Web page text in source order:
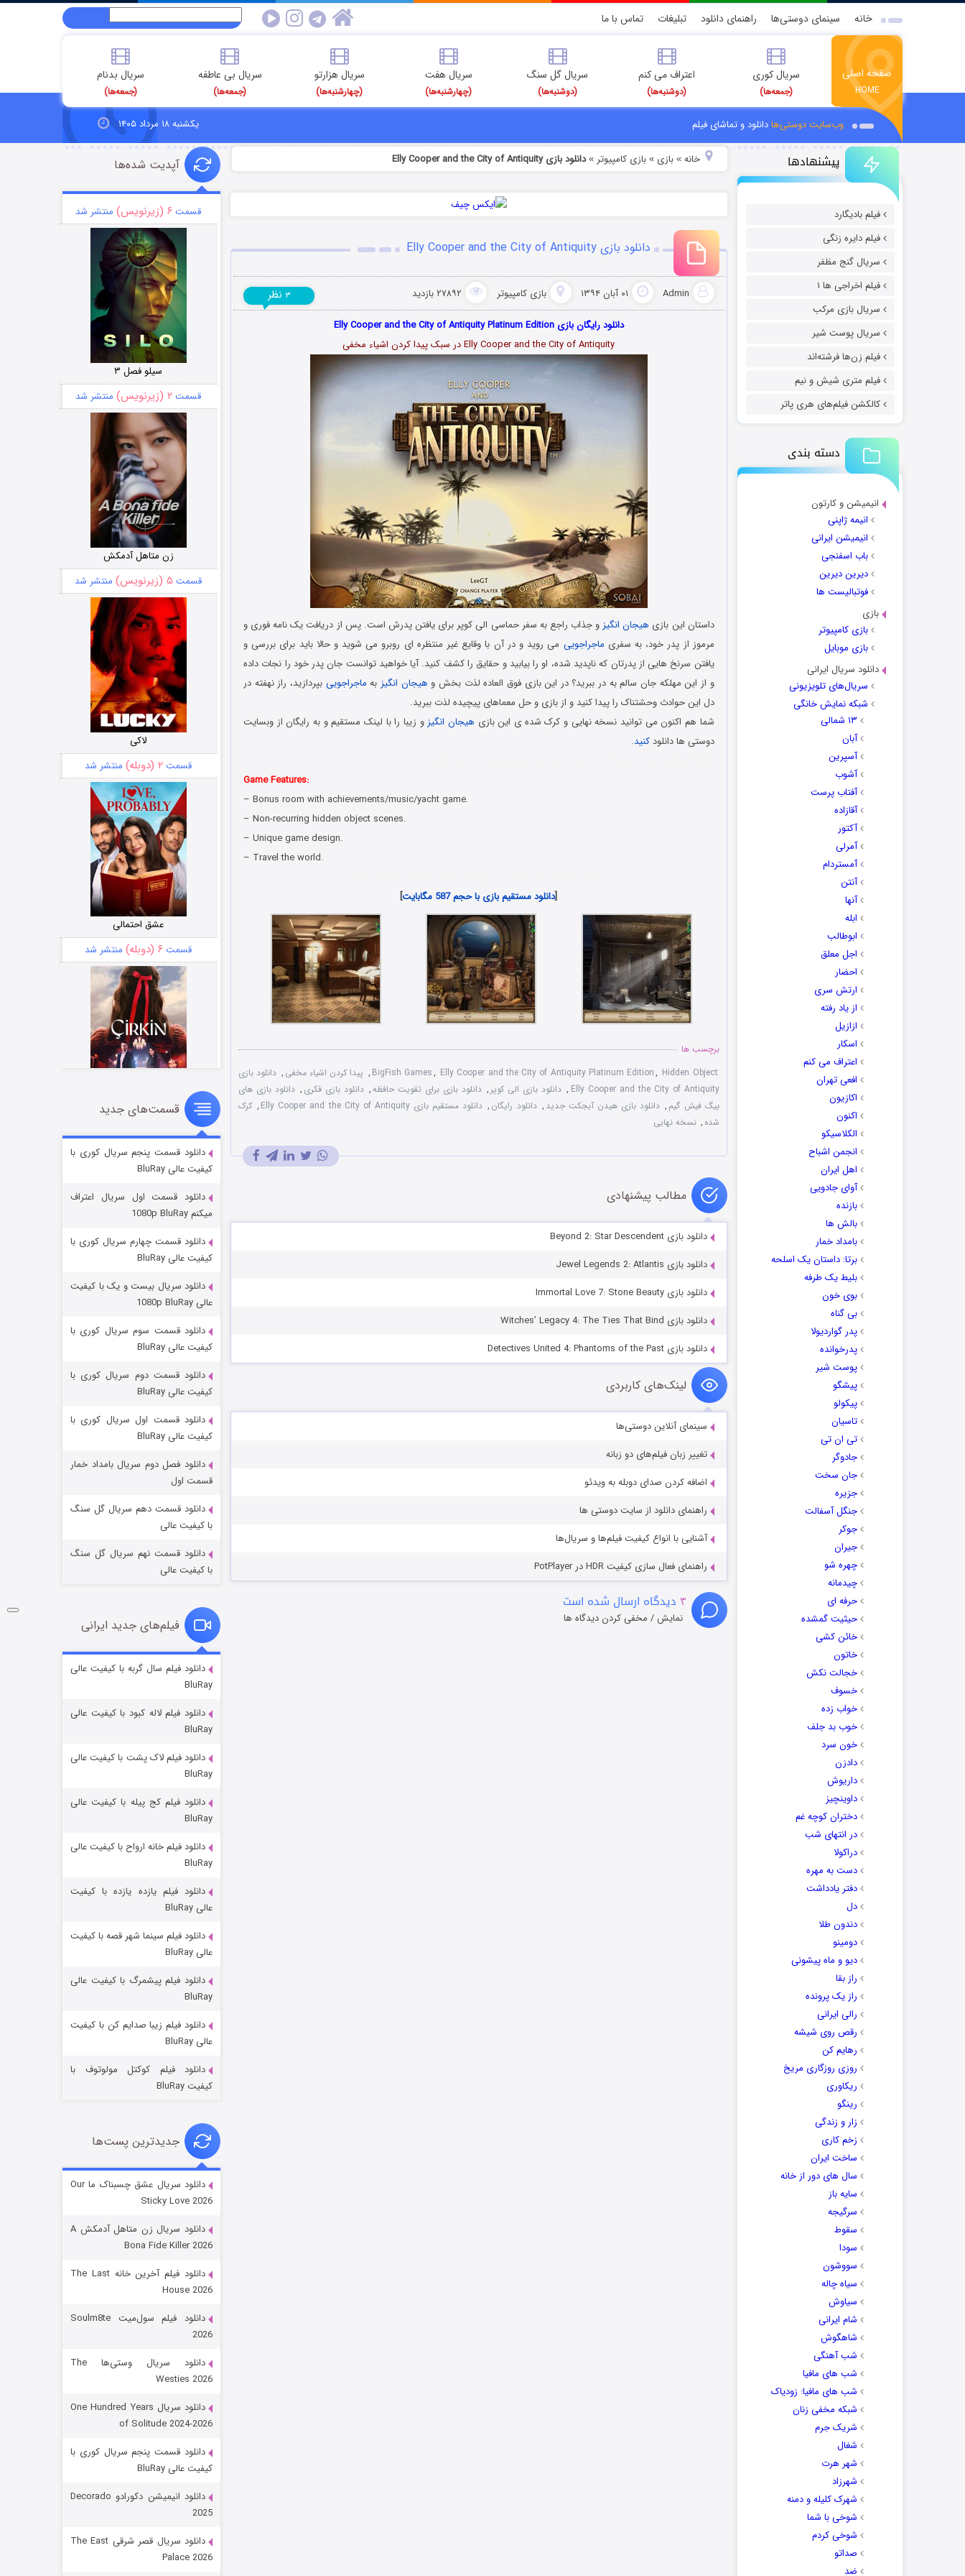
خانه سینمای دوستی‌ها راهنمای دانلود تبلیغات تماس با ما
صفحه اصلی
HOME
سریال کوری
(جمعه‌ها)
اعتراف می کنم
(دوشنبه‌ها)
سریال گل سنگ
(دوشنبه‌ها)
سریال هفت
(چهارشنبه‌ها)
سریال هزارتو
(چهارشنبه‌ها)
سریال بی عاطفه
(جمعه‌ها)
سریال بدنام
(جمعه‌ها)
وب‌سایت دوستی‌هادانلود و تماشای فیلم یکشنبه ۱۸ مرداد ۱۴۰۵
پیشنهادها
فیلم بادیگارد
فیلم دایره زنگی
سریال گنج مظفر
فیلم اخراجی ها ۱
سریال بازی مرکب
سریال پوست شیر
فیلم زن‌ها فرشته‌اند
فیلم متری شیش و نیم
کالکشن فیلم‌های هری پاتر
دسته بندی
انیمیشن و کارتون
انیمه ژاپنی
انیمیشن ایرانی
باب اسفنجی
دیرین دیرین
فوتبالیست ها
بازی
بازی کامپیوتر
بازی موبایل
دانلود سریال ایرانی
سریال‌های تلویزیونی
شبکه نمایش خانگی
۱۳ شمالی
آبان
آسپرین
آشوب
آفتاب پرست
آقازاده
آکتور
آمرلی
آمستردام
آنتن
آنها
ابله
ابوطالب
اجل معلق
احضار
ارتش سری
از یاد رفته
ازازیل
اسکار
اعتراف می کنم
افعی تهران
اکازیون
اکنون
الکلاسیکو
انجمن اشباح
اهل ایران
آوای جادویی
بازنده
بالش ها
بامداد خمار
برتا: داستان یک اسلحه
بلیط یک‌‌ طرفه
بوی خون
بی گناه
پدر گواردیولا
پدرخوانده
پوست شیر
پیشگو
پیکولو
تاسیان
تی ان تی
جادوگر
جان سخت
جزیره
جنگل آسفالت
جوکر
جیران
چهره شو
چیدمانه
حرفه ای
حیثیت گمشده
خائن کشی
خاتون
خجالت نکش
خسوف
خواب زده
خوب بد جلف
خون سرد
دادزن
داریوش
داوینچیز
دختران کوچه غم
در انتهای شب
دراکولا
دست به مهره
دفتر یادداشت
دل
دندون طلا
دومینو
دیو و ماه پیشونی
راز بقا
راز یک پرونده
رالی ایرانی
رقص روی شیشه
رهایم کن
روزی روزگاری مریخ
ریکاوری
رینگو
زار و زندگی
زخم کاری
ساخت ایران
سال های دور از خانه
سایه باز
سرگیجه
سقوط
سودا
سووشون
سیاه چاله
سیاوش
شام ایرانی
شاهگوش
شب آهنگی
شب های مافیا
شب های مافیا: زودیاک
شبکه مخفی زنان
شریک جرم
شغال
شهر هرت
شهرزاد
شهرک کلیله و دمنه
شوخی با شما
شوخی کردم
صداتو
ضد
خانه» بازی » بازی کامپیوتر »دانلود بازی Elly Cooper and the City of Antiquity
دانلود بازی Elly Cooper and the City of Antiquity
Admin ۰۱ آبان ۱۳۹۴ بازی کامپیوتر ۲۷۸۹۲ بازدید ۳ نظر
دانلود رایگان بازی Elly Cooper and the City of Antiquity Platinum Edition
Elly Cooper and the City of Antiquity در سبک پیدا کردن اشیاء مخفی
داستان این بازی هیجان انگیز و جذاب راجع به سفر حماسی الی کوپر برای یافتن پدرش است. پس از دریافت یک نامه فوری و
مرموز از پدر خود، به سفری ماجراجویی می روید و در آن با وقایع غیر منتظره ای روبرو می شوید و حالا باید برای بررسی و
یافتن سرنخ هایی از پدرتان که ناپدید شده، او را بیابید و حقایق را کشف کنید. آیا خواهید توانست جان پدر خود را نجات داده
و از این مهلکه جان سالم به در ببرید؟ در این بازی فوق العاده لذت بخش و هیجان انگیز به ماجراجویی بپردازید، راز نهفته در
دل این حوادث وحشتناک را پیدا کنید و از بازی و حل معماهای پیچیده لذت ببرید.
شما هم اکنون می توانید نسخه نهایی و کرک شده ی این بازی هیجان انگیز و زیبا را با لینک مستقیم و به رایگان از وبسایت
دوستی ها دانلودکنید.
Game Features:
– Bonus room with achievements/music/yacht game.
– Non-recurring hidden object scenes.
– Unique game design.
– Travel the world.
[دانلود مستقیم بازی با حجم 587 مگابایت ]
برچسب ها
BigFish Games, Elly Cooper and the City of Antiquity Platinum Edition, Hidden Object
, پیدا کردن اشیاء مخفی , دانلود بازی
Elly Cooper and the City of Antiquity
, دانلود بازی الی کوپر , دانلود بازی برای تقويت حافظه, دانلود بازی فکری , دانلود بازی های
بيگ فيش گيم , دانلود بازی هيدن آبجکت جديد , دانلود رایگان , دانلود مستقیم بازی Elly Cooper and the City of Antiquity , کرک
شده , نسخه نهایی
مطالب پیشنهادی
دانلود بازی Beyond 2: Star Descendent
دانلود بازی Jewel Legends 2: Atlantis
دانلود بازی Immortal Love 7: Stone Beauty
دانلود بازی Witches’ Legacy 4: The Ties That Bind
دانلود بازی Detectives United 4: Phantoms of the Past
لینک‌های کاربردی
سینمای آنلاین دوستی‌ها
تغییر زبان فیلم‌های دو زبانه
اضافه کردن صدای دوبله به ویدئو
راهنمای دانلود از سایت دوستی ها
آشنایی با انواع کیفیت فیلم‌ها و سریال‌ها
راهنمای فعال سازی کیفیت HDR در PotPlayer
۳ دیدگاه ارسال شده است
نمایش / مخفی کردن دیدگاه ها
آپدیت شده‌ها
قسمت ۶ (زیرنویس) منتشر شد
سیلو فصل ۳
قسمت ۲ (زیرنویس) منتشر شد
زن متاهل آدمکش
قسمت ۵ (زیرنویس) منتشر شد
لاکی
قسمت ۲ (دوبله) منتشر شد
عشق احتمالی
قسمت ۶ (دوبله) منتشر شد
سریال زشت
قسمت۵ (زیرنویس) منتشر شد
وستی ها
قسمت ۶ (زیرنویس) منتشر شد
فروشگاهی برای قاتلان فصل ۲
قسمت
شوهر
عملیات آپارتمان
قسمت۲ (زیرنویس)
شکست استوارت در نجات جهان
قسمت۷ (زیرنویس)
قسمت‌های جدید
دانلود قسمت پنجم سریال کوری با
کیفیت عالی BluRay
دانلود قسمت اول سریال اعتراف
میکنم 1080p BluRay
دانلود قسمت چهارم سریال کوری با
کیفیت عالی BluRay
دانلود سریال بیست و یک با کیفیت
عالی 1080p BluRay
دانلود قسمت سوم سریال کوری با
کیفیت عالی BluRay
دانلود قسمت دوم سریال کوری با
کیفیت عالی BluRay
دانلود قسمت اول سریال کوری با
کیفیت عالی BluRay
دانلود فصل دوم سریال بامداد خمار
قسمت اول
دانلود قسمت دهم سریال گل سنگ
با کیفیت عالی
دانلود قسمت نهم سریال گل سنگ
با کیفیت عالی
فیلم‌های جدید ایرانی
دانلود فیلم سال گربه با کیفیت عالی
BluRay
دانلود فیلم لاله کبود با کیفیت عالی
BluRay
دانلود فیلم لاک پشت با کیفیت عالی
BluRay
دانلود فیلم کج‌ پیله با کیفیت عالی
BluRay
دانلود فیلم خانه ارواح با کیفیت عالی
BluRay
دانلود فیلم یازده یازده با کیفیت
عالی BluRay
دانلود فیلم سینما شهر قصه با کیفیت
عالی BluRay
دانلود فیلم پیشمرگ با کیفیت عالی
BluRay
دانلود فیلم زیبا صدایم کن با کیفیت
عالی BluRay
دانلود فیلم کوکتل مولوتوف با
کیفیت BluRay
جدیدترین پست‌ها
دانلود سریال عشق چسبناک ما Our
Sticky Love 2026
دانلود سریال زن متاهل آدمکش A
Bona Fide Killer 2026
دانلود فیلم آخرین خانه The Last
House 2026
دانلود فیلم سول‌میت Soulm8te
2026
دانلود سریال وستی‌ها The
Westies 2026
دانلود سریال One Hundred Years
of Solitude 2024-2026
دانلود قسمت پنجم سریال کوری با
کیفیت عالی BluRay
دانلود انیمیشن دکورادو Decorado
2025
دانلود سریال قصر شرقی The East
Palace 2026